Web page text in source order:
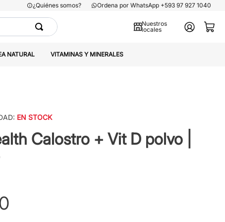
¿Quiénes somos? Ordena por WhatsApp +593 97 927 1040
Nuestros
locales
NATURAL VITAMINAS Y MINERALES
EN STOCK
Calostro + Vit D polvo |